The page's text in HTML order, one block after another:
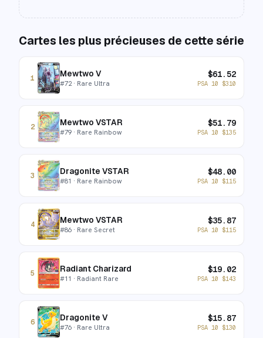
Cartes les plus précieuses de cette série
1 Mewtwo V
#72· Rare Ultra
$61.52
PSA 10 $310
2 Mewtwo VSTAR
#79 · Rare Rainbow
$51.79
PSA 10 $135
3 Dragonite VSTAR
#81 · Rare Rainbow
$48.00
PSA 10 $115
4 Mewtwo VSTAR
#86 · Rare Secret
$35.87
PSA 10 $115
5 Radiant Charizard
#11 · Radiant Rare
$19.02
PSA 10 $143
6 Dragonite V
#76 · Rare Ultra
$15.87
PSA 10 $130